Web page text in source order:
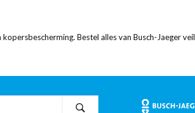
Bestel alles van Busch-Jaeger